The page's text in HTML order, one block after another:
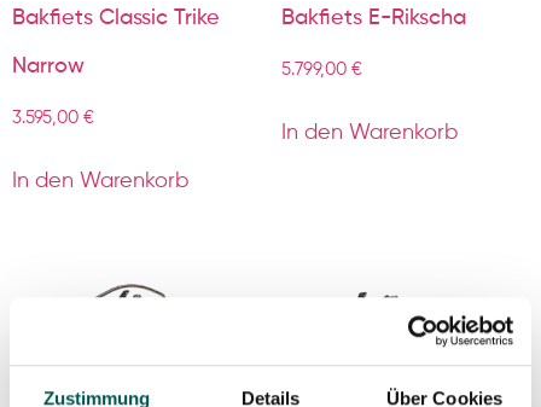
Zustimmung Details Über Cookies
Bakfiets Classic Trike
Narrow
3.595,00 €
In den Warenkorb
Bakfiets E-Rikscha
5.799,00 €
In den Warenkorb